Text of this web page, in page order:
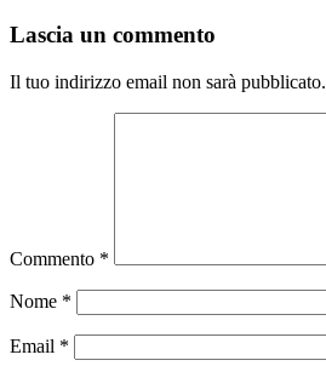
Lascia un commento
Il tuo indirizzo email non sarà pubblicato.
Commento *
Nome *
Email *